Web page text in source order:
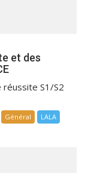
et des
S1/S2
Général
LALA